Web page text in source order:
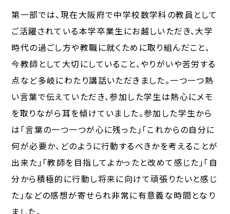
第一部では、現在大阪府で中学校数学科の教員として
ご活躍されている本学卒業生にお越しいただき、大学
時代の過ごし方や教職に就くために取り組んだこと、
今教師として大切にしていること、やりがいや苦労する
点など多岐にわたり講話いただきました。一つ一つ熱
い言葉で伝えていただき、参加した学生は熱心にメモ
を取りながら耳を傾けていました。参加した学生から
は「言葉の一つ一つが心に残った」「これからの自分に
何が必要か、どのように行動するべきかを考えることが
出来た」「教師を目指してよかったと改めて感じた」「自
分から積極的に行動し将来に向けて頑張りたいと感じ
た」などの感想が寄せられ非常に有意義な時間となり
ました。